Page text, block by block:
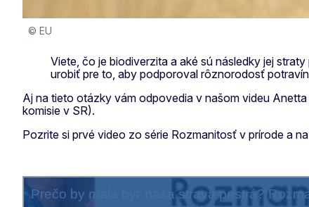
© EU
Viete, čo je biodiverzita a aké sú následky jej
urobiť pre to, aby podporoval rôznorodosť
Aj na tieto otázky vám odpovedia v našom videu
komisie v SR).
Pozrite si prvé video zo série Rozmanitosť v prírode a